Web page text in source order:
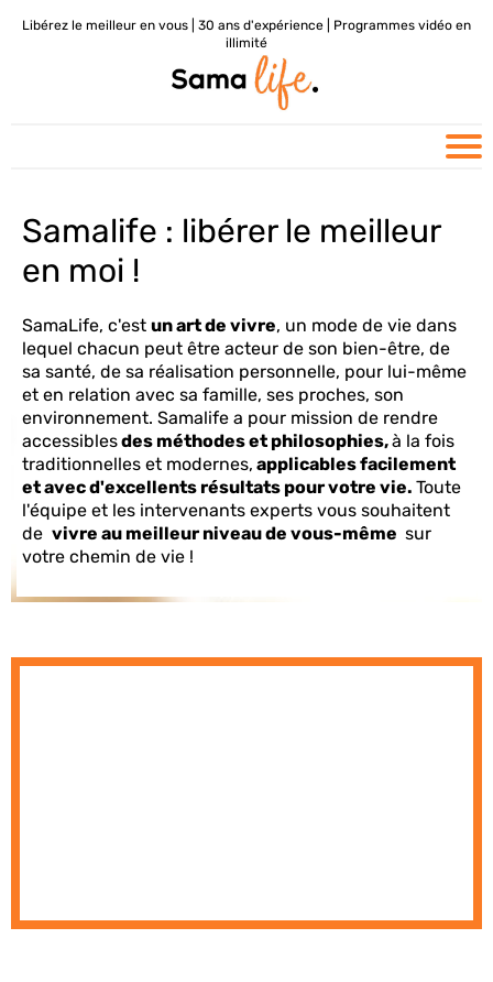
Libérez le meilleur en vous | 30 ans d'expérience | Programmes vidéo en
illimité
Samalife : libérer le meilleur
en moi !
SamaLife, c'est un art de vivre, un mode de vie dans
lequel chacun peut être acteur de son bien-être, de
sa santé, de sa réalisation personnelle, pour lui-même
et en relation avec sa famille, ses proches, son
environnement. Samalife a pour mission de rendre
accessiblesdes méthodes et philosophies,à la fois
traditionnelles et modernes, applicables facilement
et avec d'excellents résultats pour votre vie. Toute
l'équipe et les intervenants experts vous souhaitent
de vivre au meilleur niveau de vous-même sur
votre chemin de vie !